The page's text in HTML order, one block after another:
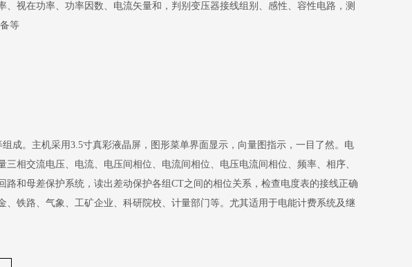
视在功率、功率因数、电流矢量和，判别变压器接线组别、感性、容性电路，测
等
成。主机采用3.5寸真彩液晶屏，图形菜单界面显示，向量图指示，一目了然。电
相交流电压、电流、电压间相位、电流间相位、电压电流间相位、频率、相序、
和母差保护系统，读出差动保护各组CT之间的相位关系，检查电度表的接线正确
铁路、气象、工矿企业、科研院校、计量部门等。尤其适用于电能计费系统及继